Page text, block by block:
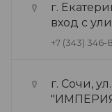
г.
вход с
+7 (343) 346-
г. Сочи,